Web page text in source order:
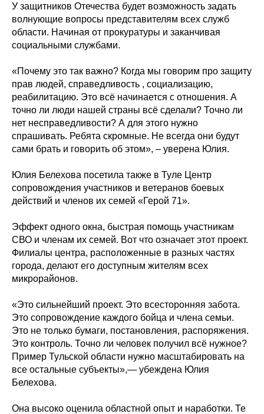
У защитников Отечества будет возможность задать
волнующие вопросы представителям всех служб
области. Начиная от прокуратуры и заканчивая
социальными службами.
«Почему это так важно? Когда мы говорим про защиту
прав людей, справедливость , социализацию,
реабилитацию. Это всё начинается с отношения. А
точно ли люди нашей страны всё сделали? Точно ли
нет несправедливости? А для этого нужно
спрашивать. Ребята скромные. Не всегда они будут
сами брать и говорить об этом», – уверена Юлия.
Юлия Белехова посетила также в Туле Центр
сопровождения участников и ветеранов боевых
действий и членов их семей «Герой 71».
Эффект одного окна, быстрая помощь участникам
СВО и членам их семей. Вот что означает этот проект.
Филиалы центра, расположенные в разных частях
города, делают его доступным жителям всех
микрорайонов.
«Это сильнейший проект. Это всесторонняя забота.
Это сопровождение каждого бойца и члена семьи.
Это не только бумаги, постановления, распоряжения.
Это контроль. Точно ли человек получил всё нужное?
Пример Тульской области нужно масштабировать на
все остальные субъекты»,— убеждена Юлия
Белехова.
Она высоко оценила областной опыт и наработки. Те